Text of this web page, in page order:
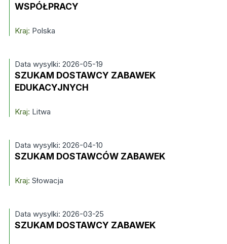
WSPÓŁPRACY
Kraj: Polska
Data wysylki: 2026-05-19
SZUKAM DOSTAWCY ZABAWEK
EDUKACYJNYCH
Kraj: Litwa
Data wysylki: 2026-04-10
SZUKAM DOSTAWCÓW ZABAWEK
Kraj: Słowacja
Data wysylki: 2026-03-25
SZUKAM DOSTAWCY ZABAWEK